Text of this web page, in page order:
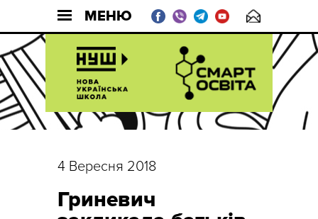
МЕНЮ
4 Вересня 2018
Гриневич